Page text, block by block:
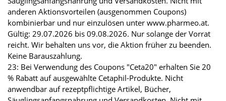
anderen Aktionsvorteilen (ausgenommen Coupons)
kombinierbar und nur einzulösen unter www.pharmeo.at.
Gültig: 29.07.2026 bis 09.08.2026. Nur solange der Vorrat
reicht. Wir behalten uns vor, die Aktion früher zu beenden.
Keine Barauszahlung.
23: Bei Verwendung des Coupons "Ceta20" erhalten Sie 20
% Rabatt auf ausgewählte Cetaphil-Produkte. Nicht
anwendbar auf rezeptpflichtige Artikel, Bücher,